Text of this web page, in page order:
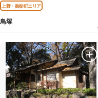
上野・御徒町エリア
鳥塚